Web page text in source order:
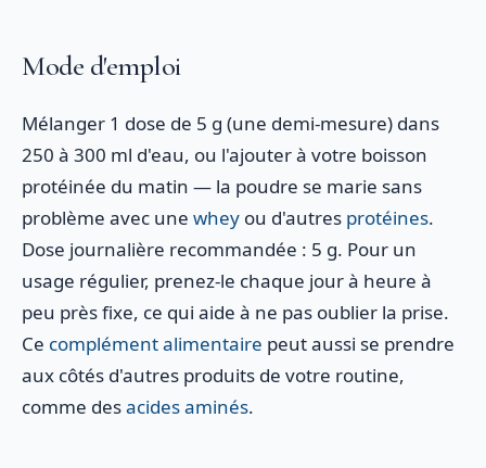
Mode d'emploi
Mélanger 1 dose de 5 g (une demi-mesure) dans
250 à 300 ml d'eau, ou l'ajouter à votre boisson
protéinée du matin — la poudre se marie sans
problème avec une whey ou d'autres protéines.
Dose journalière recommandée : 5 g. Pour un
usage régulier, prenez-le chaque jour à heure à
peu près fixe, ce qui aide à ne pas oublier la prise.
Ce complément alimentaire peut aussi se prendre
aux côtés d'autres produits de votre routine,
comme desacides aminés.